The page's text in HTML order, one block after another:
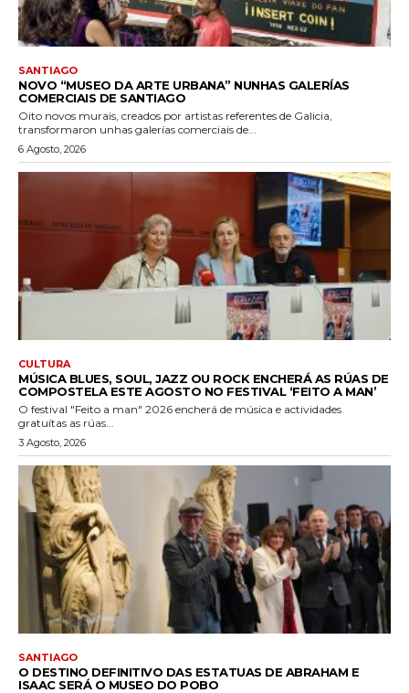
SANTIAGO
NOVO “MUSEO DA ARTE URBANA” NUNHAS GALERÍAS
COMERCIAIS DE SANTIAGO
Oito novos murais, creados por artistas referentes de Galicia,
transformaron unhas galerías comerciais de...
6 Agosto, 2026
CULTURA
MÚSICA BLUES, SOUL, JAZZ OU ROCK ENCHERÁ AS RÚAS DE
COMPOSTELA ESTE AGOSTO NO FESTIVAL ‘FEITO A MAN’
O festival "Feito a man" 2026 encherá de música e actividades
gratuítas as rúas...
3 Agosto, 2026
SANTIAGO
O DESTINO DEFINITIVO DAS ESTATUAS DE ABRAHAM E
ISAAC SERÁ O MUSEO DO POBO